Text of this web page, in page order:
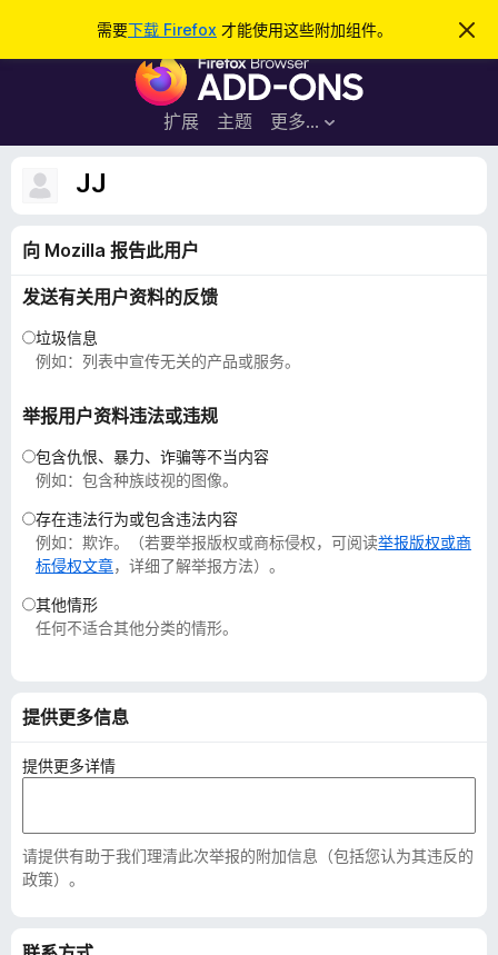
需要下载 Firefox 才能使用这些附加组件。
忽
此
F
r
e
加
扩展 主题 更多…
登录
JJ
向 Mozilla 报告此用户
发送有关用户资料的反馈
垃圾信息
例如：列表中宣传无关的产品或服务。
举报用户资料违法或违规
包含仇恨、暴力、诈骗等不当内容
例如：包含种族歧视的图像。
存在违法行为或包含违法内容
例如：欺诈。（若要举报版权或商标侵权，可阅读举报版权或商
标侵权文章，详细了解举报方法）。
其他情形
任何不适合其他分类的情形。
提供更多信息
提供更多详情
请提供有助于我们理清此次举报的附加信息（包括您认为其违反的
政策）。